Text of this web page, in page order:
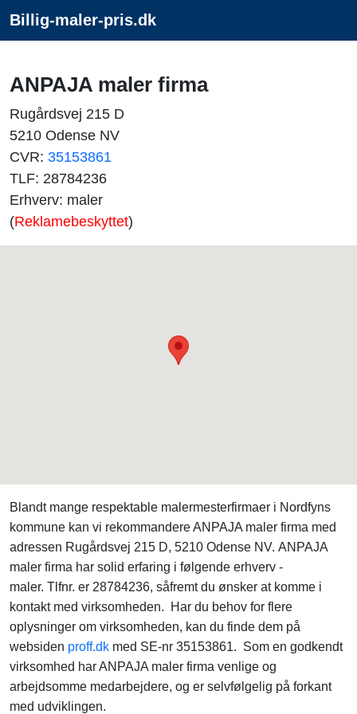
Billig-maler-pris.dk
ANPAJA maler firma
Rugårdsvej 215 D
5210 Odense NV
CVR: 35153861
TLF: 28784236
Erhverv: maler
(Reklamebeskyttet)
Blandt mange respektable malermesterfirmaer i Nordfyns
kommune kan vi rekommandere ANPAJA maler firma med
adressen Rugårdsvej 215 D, 5210 Odense NV. ANPAJA
maler firma har solid erfaring i følgende erhverv -
maler. Tlfnr. er 28784236, såfremt du ønsker at komme i
kontakt med virksomheden. Har du behov for flere
oplysninger om virksomheden, kan du finde dem på
websiden proff.dk med SE-nr 35153861. Som en godkendt
virksomhed har ANPAJA maler firma venlige og
arbejdsomme medarbejdere, og er selvfølgelig på forkant
med udviklingen.